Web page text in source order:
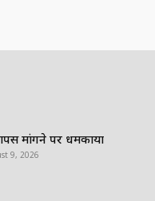
मांगने पर धमकाया
9, 2026